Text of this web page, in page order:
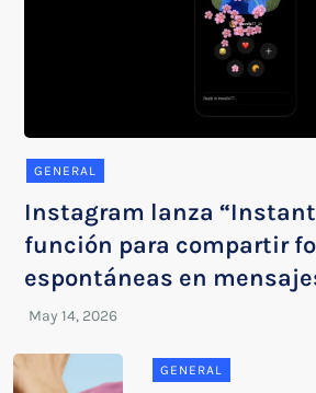
GENERAL
Instagram lanza
función para compartir
espontáneas en
GENERAL